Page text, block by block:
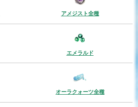
アメジスト全種
エメラルド
オーラクォーツ全種